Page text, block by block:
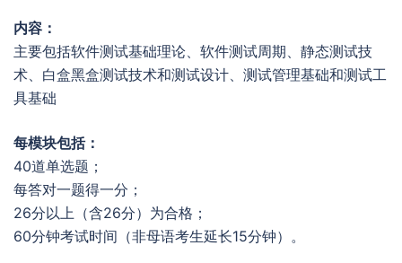
内容：
主要包括软件测试基础理论、软件测试周期、静态测试技
术、白盒黑盒测试技术和测试设计、测试管理基础和测试工
具基础
每模块包括：
40道单选题；
每答对一题得一分；
26分以上（含26分）为合格；
60分钟考试时间（非母语考生延长15分钟）。